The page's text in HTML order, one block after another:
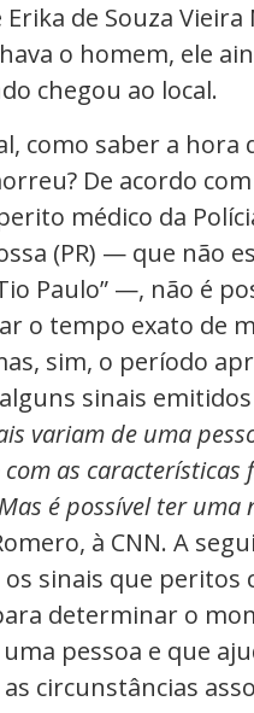
Erika de Souza Vieira
o homem, ele
chegou ao local.
como saber a hora
De acordo
médico da
(PR) — que não
Paulo” —, não é
o tempo exato de
sim, o período
sinais
variam de uma
as características
é possível ter uma
à CNN. A
os sinais que peritos
determinar o
pessoa e que
circunstâncias